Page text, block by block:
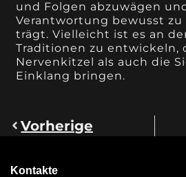
und Folgen abzuwägen
Verantwortung bewusst zu
trägt. Vielleicht ist es an
Traditionen zu entwickeln,
Nervenkitzel als auch die
Einklang bringen.
Vorherige
Kontakte